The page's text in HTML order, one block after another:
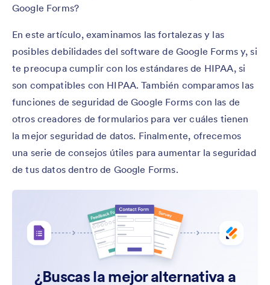
Google Forms?
En este artículo, examinamos las fortalezas y las
posibles debilidades del software de Google Forms y, si
te preocupa cumplir con los estándares de HIPAA, si
son compatibles con HIPAA. También comparamos las
funciones de seguridad de Google Forms con las de
otros creadores de formularios para ver cuáles tienen
la mejor seguridad de datos. Finalmente, ofrecemos
una serie de consejos útiles para aumentar la seguridad
de tus datos dentro de Google Forms.
¿Buscas la mejor alternativa a